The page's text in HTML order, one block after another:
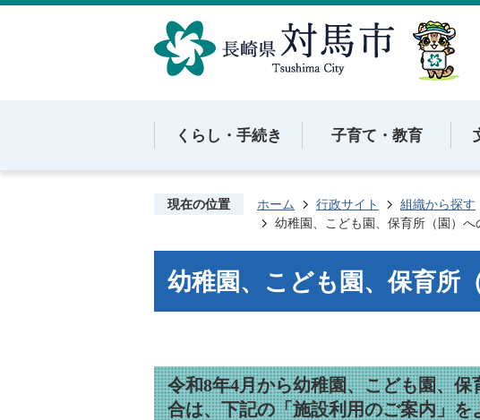
くらし・手続き 子育て・教育
現在の位置 ホーム 行政サイト 組織から探す
幼稚園、こども園、保育所（園）へ
幼稚園、こども園、保育所
令和8年4月から幼稚園、こども園、
合は、下記の「施設利用のご案内」